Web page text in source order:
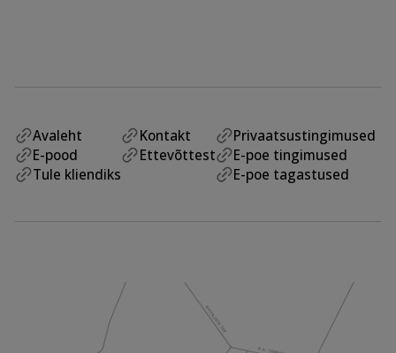
Avaleht
E-pood
Tule kliendiks
Kontakt
Ettevõttest
Privaatsustingimused
E-poe tingimused
E-poe tagastused